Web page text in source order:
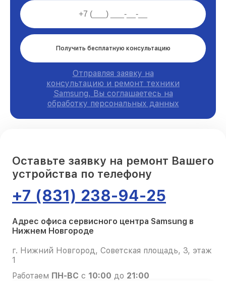
Получить бесплатную консультацию
Отправляя заявку на
консультацию и ремонт техники
Samsung, Вы соглашаетесь на
обработку персональных данных
Оставьте заявку на ремонт Вашего
устройства по телефону
+7 (831) 238-94-25
Адрес офиса сервисного центра Samsung в
Нижнем Новгороде
г. Нижний Новгород, Советская площадь, 3, этаж
1
Работаем ПН-ВС с 10:00 до 21:00